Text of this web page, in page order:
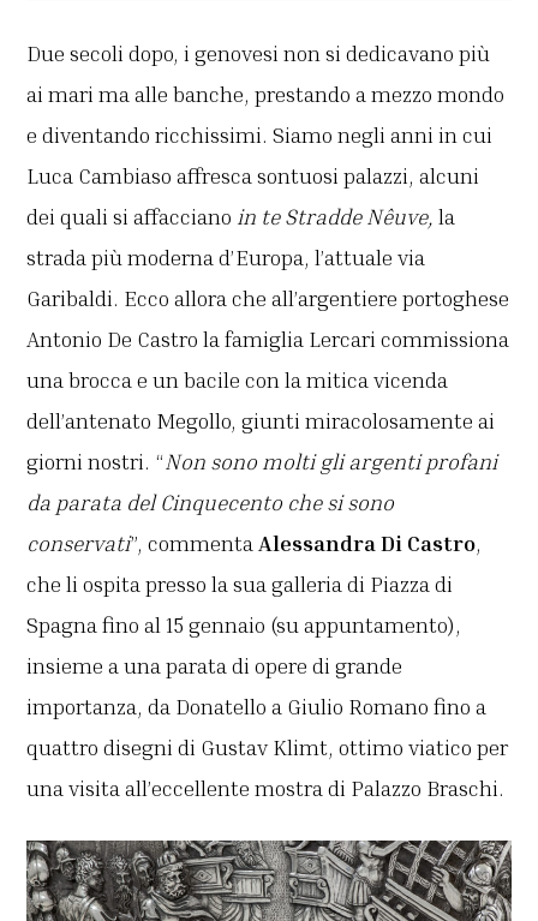
Due secoli dopo, i genovesi non si dedicavano più
ai mari ma alle banche, prestando a mezzo mondo
e diventando ricchissimi. Siamo negli anni in cui
Luca Cambiaso affresca sontuosi palazzi, alcuni
dei quali si affacciano in te Stradde Nêuve,la
strada più moderna d’Europa, l’attuale via
Garibaldi. Ecco allora che all’argentiere portoghese
Antonio De Castro la famiglia Lercari commissiona
una brocca e un bacile con la mitica vicenda
dell’antenato Megollo, giunti miracolosamente ai
giorni nostri. “Non sono molti gli argenti profani
da parata del Cinquecento che si sono
conservati”, commenta Alessandra Di Castro,
che li ospita presso la sua galleria di Piazza di
Spagna fino al 15 gennaio (su appuntamento),
insieme a una parata di opere di grande
importanza, da Donatello a Giulio Romano fino a
quattro disegni di Gustav Klimt, ottimo viatico per
una visita all’eccellente mostra di Palazzo Braschi.